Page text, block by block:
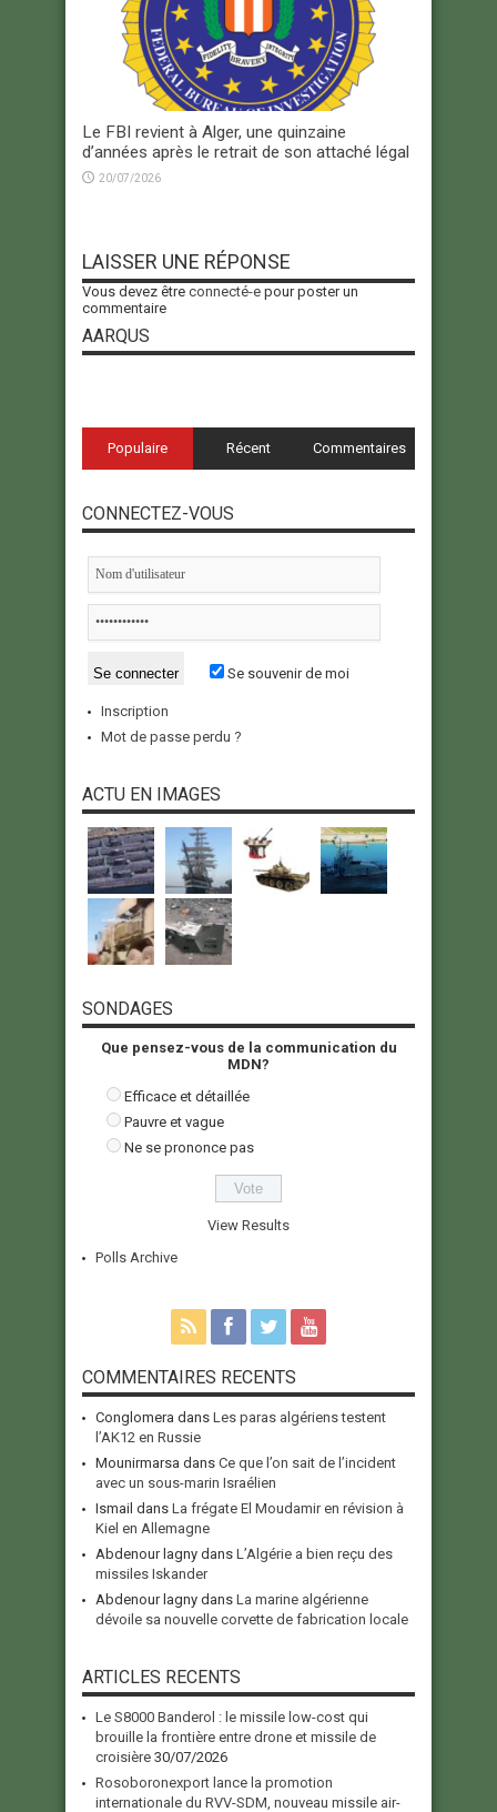
Le FBI revient à Alger, une quinzaine
d’années après le retrait de son attaché légal
20/07/2026
LAISSER UNE RÉPONSE
Vous devez être connecté-e pour poster un
commentaire
AARQUS
Populaire Récent Commentaires
CONNECTEZ-VOUS
Se souvenir de moi
Inscription
Mot de passe perdu ?
ACTU EN IMAGES
SONDAGES
Que pensez-vous de la communication du
MDN?
Efficace et détaillée
Pauvre et vague
Ne se prononce pas
View Results
Polls Archive
COMMENTAIRES RECENTS
Conglomera dans Les paras algériens testent
l’AK12 en Russie
Mounirmarsa dans Ce que l’on sait de l’incident
avec un sous-marin Israélien
Ismail dans La frégate El Moudamir en révision à
Kiel en Allemagne
Abdenour lagny dans L’Algérie a bien reçu des
missiles Iskander
Abdenour lagny dans La marine algérienne
dévoile sa nouvelle corvette de fabrication locale
ARTICLES RECENTS
Le S8000 Banderol : le missile low-cost qui
brouille la frontière entre drone et missile de
croisière 30/07/2026
Rosoboronexport lance la promotion
internationale du RVV-SDM, nouveau missile air-